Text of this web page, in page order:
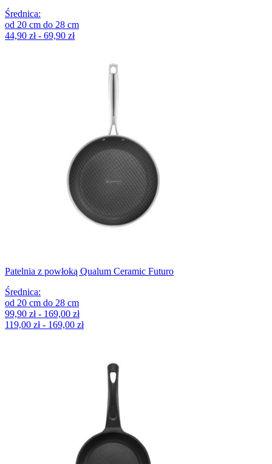
Średnica:
od 20 cm do 28 cm
44,90 zł - 69,90 zł
Patelnia z powłoką Qualum Ceramic Futuro
Średnica:
od 20 cm do 28 cm
99,90 zł - 169,00 zł
119,00 zł - 169,00 zł